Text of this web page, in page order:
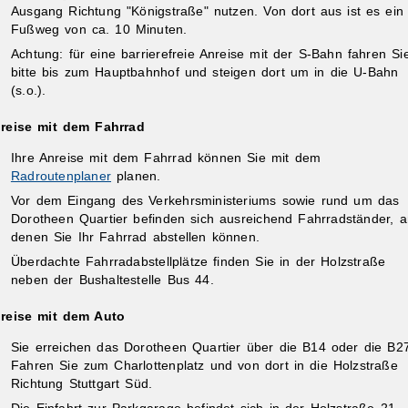
Ausgang Richtung "Königstraße" nutzen. Von dort aus ist es ein
Fußweg von ca. 10 Minuten.
Achtung: für eine barrierefreie Anreise mit der S-Bahn fahren
bitte bis zum Hauptbahnhof und steigen dort um in die U-Bahn
(s.o.).
mit dem Fahrrad
Ihre Anreise mit dem Fahrrad können Sie mit dem
Radroutenplaner planen.
Vor dem Eingang des Verkehrsministeriums sowie rund um das
Dorotheen Quartier befinden sich ausreichend Fahrradständer,
denen Sie Ihr Fahrrad abstellen können.
Überdachte Fahrradabstellplätze finden Sie in der Holzstraße
neben der Bushaltestelle Bus 44.
mit dem Auto
Sie erreichen das Dorotheen Quartier über die B14 oder die
Fahren Sie zum Charlottenplatz und von dort in die Holzstraße
Richtung Stuttgart Süd.